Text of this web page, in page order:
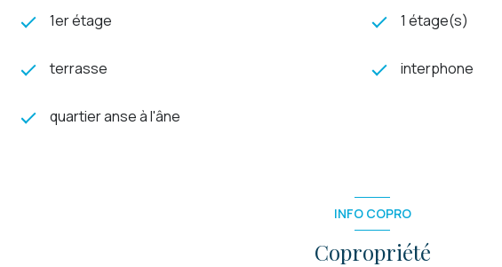
1er étage 1 étage(s)
terrasse interphone
quartier anse à l'âne
INFO COPRO
Copropriété